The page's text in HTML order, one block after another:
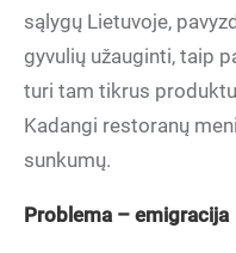
sąlygų Lietuvoje,
gyvulių užauginti, taip
turi tam tikrus
Kadangi restoranų
sunkumų.
Problema – emigracija